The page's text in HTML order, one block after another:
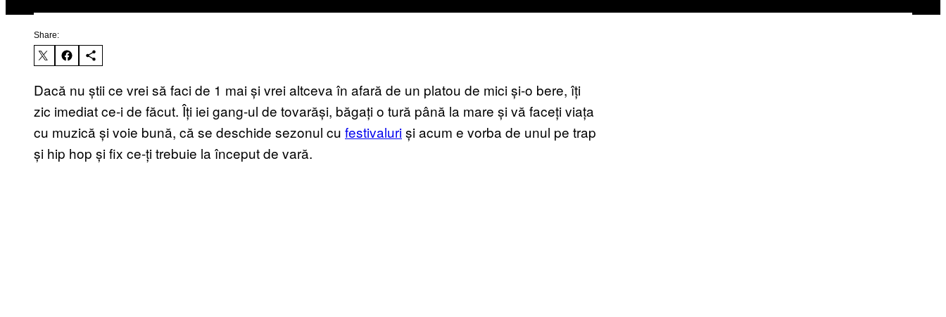
Share:
Dacă nu știi ce vrei să faci de 1 mai și vrei altceva în afară de un platou de mici și-o bere, îți
zic imediat ce-i de făcut. Îți iei gang-ul de tovarăși, băgați o tură până la mare și vă faceți viața
cu muzică și voie bună, că se deschide sezonul cu festivaluriși acum e vorba de unul pe trap
și hip hop și fix ce-ți trebuie la început de vară.